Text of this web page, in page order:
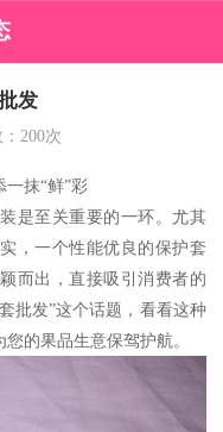
发
200次
抹“鲜”彩
是至关重要的一环。尤其
，一个性能优良的保护套
而出，直接吸引消费者的
批发”这个话题，看看这种
的果品生意保驾护航。